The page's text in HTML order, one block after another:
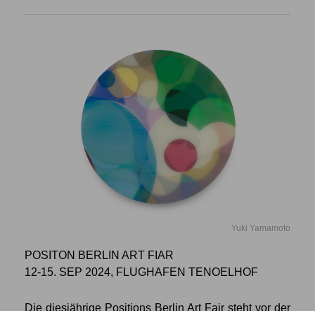
Yuki Yamamoto
POSITON BERLIN ART FIAR
12-15. SEP 2024, FLUGHAFEN TENOELHOF
Die diesjährige Positions Berlin Art Fair steht vor der